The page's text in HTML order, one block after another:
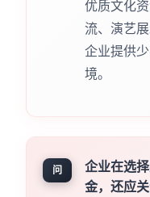
优质文化
流、演艺
企业提供
境。
问
企业在选
金，还应